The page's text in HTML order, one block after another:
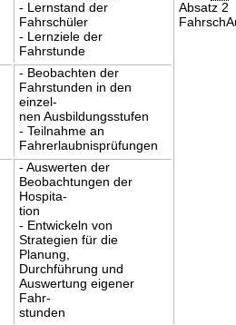
- Lernstand der
Fahrschüler
- Lernziele der
Fahrstunde
Absatz 2
- Beobachten der
Fahrstunden in den
einzel-
nen Ausbildungsstufen
- Teilnahme an
Fahrerlaubnisprüfungen
- Auswerten der
Beobachtungen der
Hospita-
tion
- Entwickeln von
Strategien für die
Planung,
Durchführung und
Auswertung eigener
Fahr-
stunden